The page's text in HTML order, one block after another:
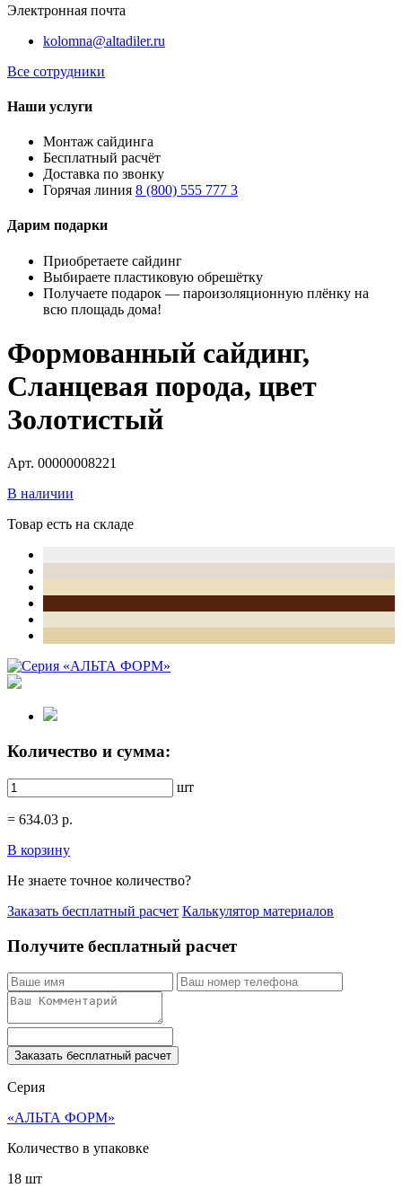
Электронная почта
kolomna@altadiler.ru
Все сотрудники
Наши услуги
Монтаж сайдинга
Бесплатный расчёт
Доставка по звонку
Горячая линия 8 (800) 555 777 3
Дарим подарки
Приобретаете сайдинг
Выбираете пластиковую обрешётку
Получаете подарок — пароизоляционную плёнку на
всю площадь дома!
Формованный сайдинг,
Сланцевая порода, цвет
Золотистый
Арт. 00000008221
В наличии
Товар есть на складе
Количество и сумма:
шт
= 634.03 р.
В корзину
Не знаете точное количество?
Заказать бесплатный расчет Калькулятор материалов
Получите бесплатный расчет
Заказать бесплатный расчет
Серия
«АЛЬТА ФОРМ»
Количество в упаковке
18 шт